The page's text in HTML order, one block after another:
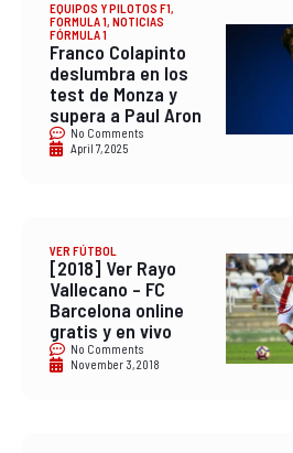
EQUIPOS Y PILOTOS F1,
FORMULA 1, NOTICIAS
FÓRMULA 1
Franco Colapinto
deslumbra en los
test de Monza y
supera a Paul Aron
No Comments
April 7, 2025
VER FÚTBOL
[2018] Ver Rayo
Vallecano – FC
Barcelona online
gratis y en vivo
No Comments
November 3, 2018